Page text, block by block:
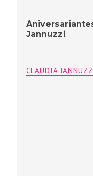
Jannuzzi
CLAUDIA